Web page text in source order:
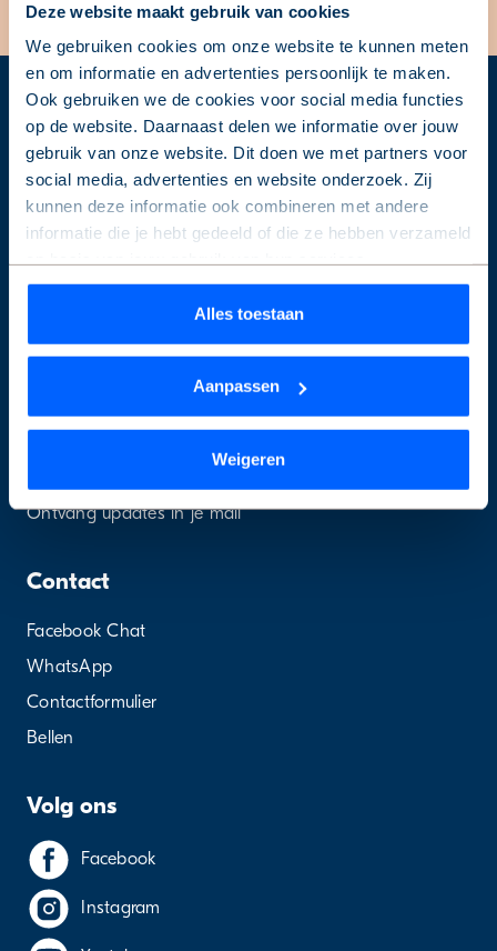
Deze website maakt gebruik van cookies
We gebruiken cookies om onze website te kunnen meten
en om informatie en advertenties persoonlijk te maken.
Ook gebruiken we de cookies voor social media functies
op de website. Daarnaast delen we informatie over jouw
gebruik van onze website. Dit doen we met partners voor
social media, advertenties en website onderzoek. Zij
kunnen deze informatie ook combineren met andere
informatie die je hebt gedeeld of die ze hebben verzameld
Wil je je keuze aanpassen of je toestemming intrekken?
Dat kan op elk moment via de link ‘cookieverklaring’
We werken samen met9 derdendie uw gegevens
Alles toestaan
Aanpassen
Weigeren
Over de Alliantie
Service & contact
Projecten
Over de Alliantie
Ontvang updates in je mail
Contact
Facebook Chat
WhatsApp
Contactformulier
Bellen
Volg ons
Facebook
Instagram